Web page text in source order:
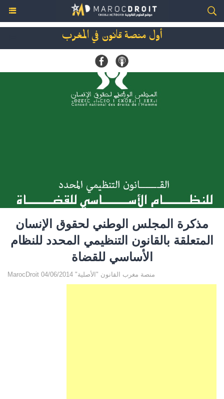
أول منصة قانون في المغرب
مذكرة المجلس الوطني لحقوق الإنسان
المتعلقة بالقانون التنظيمي المحدد للنظام
الأساسي للقضاة
MarocDroit منصة مغرب القانون "الأصلية" 04/06/2014